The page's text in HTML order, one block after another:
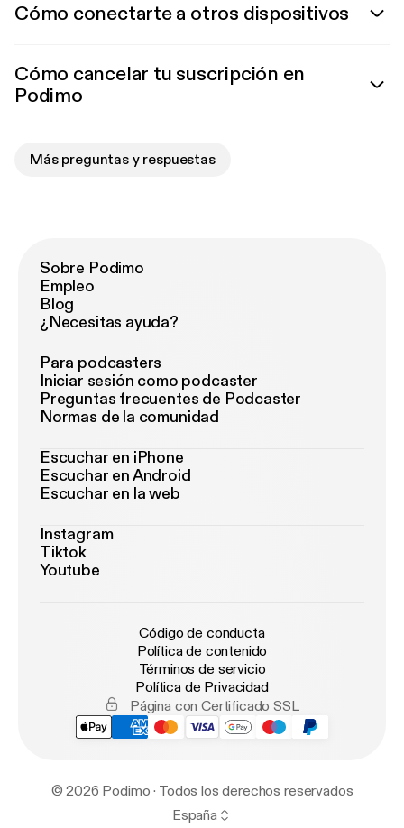
Cómo conectarte a otros dispositivos
Cómo cancelar tu suscripción en
Podimo
Más preguntas y respuestas
Sobre Podimo
Empleo
Blog
¿Necesitas ayuda?
Para podcasters
Iniciar sesión como podcaster
Preguntas frecuentes de Podcaster
Normas de la comunidad
Escuchar en iPhone
Escuchar en Android
Escuchar en la web
Instagram
Tiktok
Youtube
Código de conducta
Política de contenido
Términos de servicio
Política de Privacidad
Página con Certificado SSL
© 2026 Podimo · Todos los derechos reservados
España